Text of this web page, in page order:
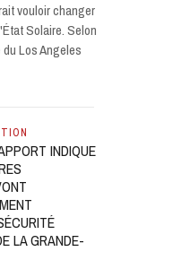
vouloir changer
Solaire. Selon
Los Angeles
INDIQUE
LA GRANDE-